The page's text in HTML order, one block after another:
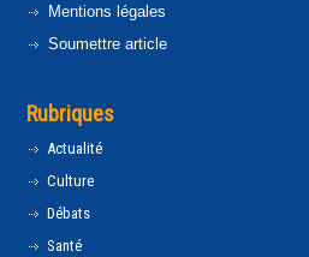
Mentions légales
Soumettre article
Rubriques
Actualité
Culture
Débats
Santé